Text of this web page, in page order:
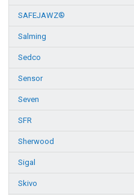
SAFEJAWZ®
Salming
Sedco
Sensor
Seven
SFR
Sherwood
Sigal
Skivo